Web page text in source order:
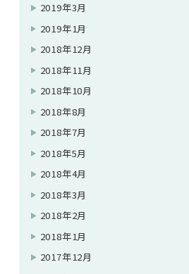
2019年3月
2019年1月
2018年12月
2018年11月
2018年10月
2018年8月
2018年7月
2018年5月
2018年4月
2018年3月
2018年2月
2018年1月
2017年12月